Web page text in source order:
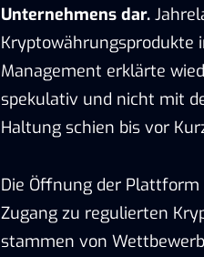
Unternehmens dar.
Kryptowährungsprodukte
Management erklärte
spekulativ und nicht mit
Haltung schien bis vor
Die Öffnung der
Zugang zu regulierten
stammen von